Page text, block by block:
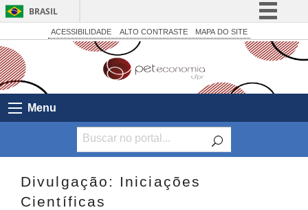
BRASIL
Simplifique!
Participe
Legislação
Canais
ACESSIBILIDADE ALTO CONTRASTE MAPA DO SITE
Menu
Divulgação: Iniciações
Científicas